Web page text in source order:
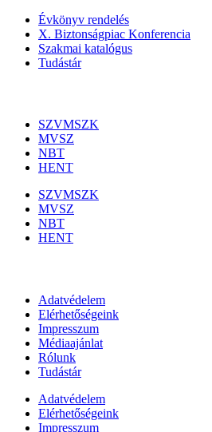
Évkönyv rendelés
X. Biztonságpiac Konferencia
Szakmai katalógus
Tudástár
SZVMSZK
MVSZ
NBT
HENT
SZVMSZK
MVSZ
NBT
HENT
Adatvédelem
Elérhetőségeink
Impresszum
Médiaajánlat
Rólunk
Tudástár
Adatvédelem
Elérhetőségeink
Impresszum